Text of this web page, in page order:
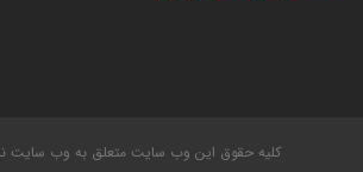
کلیه حقوق این وب سایت متعلق به وب سایت